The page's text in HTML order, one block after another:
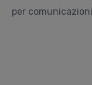
per